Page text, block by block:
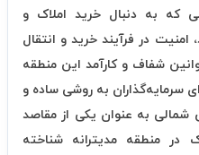
که به دنبال خرید املاک و
در فرآیند خرید و انتقال
شفاف و کارآمد این منطقه
سرمایه‌گذاران به روشی ساده و
شمالی به عنوان یکی از مقاصد
در منطقه مدیترانه شناخته